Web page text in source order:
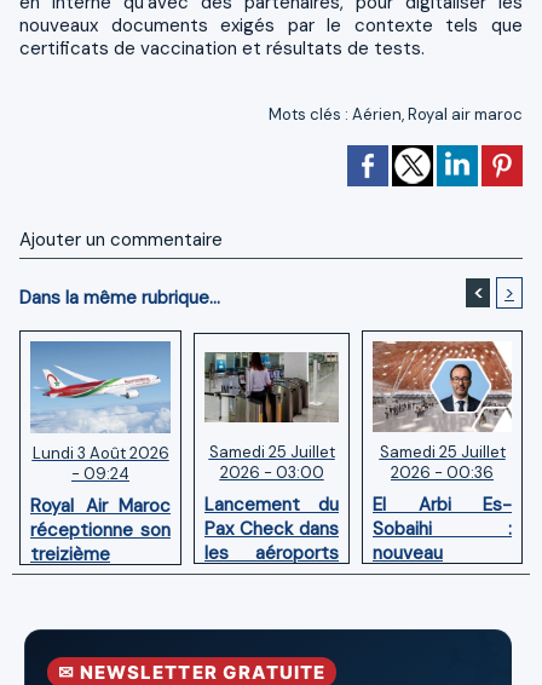
nouveaux documents exigés par le contexte tels que
certificats de vaccination et résultats de tests.
Mots clés : Aérien,Royal air maroc
Ajouter un commentaire
Dans la même rubrique... < >
Lundi 3 Août 2026
- 09:24
Royal Air Maroc
réceptionne son
treizième
Boeing 787
Samedi 25 Juillet
2026 - 03:00
Lancement du
Pax Check dans
les aéroports
du Maroc
Samedi 25 Juillet
2026 - 00:36
El Arbi Es-
Sobaihi :
nouveau
directeur à la
l’Aéroport
Mohammed V
✉ NEWSLETTER GRATUITE